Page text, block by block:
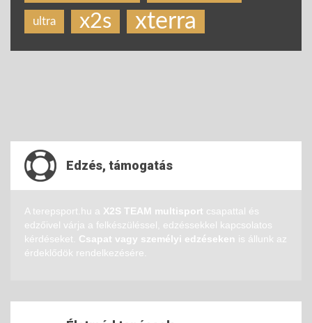
ultra x2s xterra
Edzés, támogatás
A terepsport.hu a X2S TEAM multisport csapattal és
edzőivel várja a felkészüléssel, edzéssekkel kapcsolatos
kérdéseket. Csapat vagy személyi edzéseken is állunk az
érdeklődök rendelkezésére.